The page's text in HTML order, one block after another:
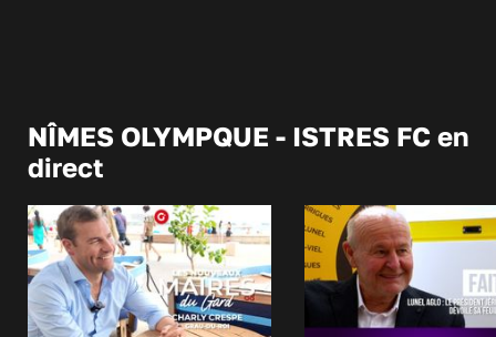
NÎMES OLYMPQUE - ISTRES FC en
direct